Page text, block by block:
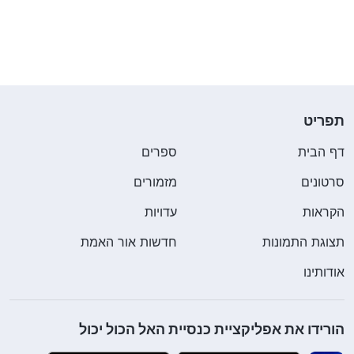
ביצועיי לא יעמדו בדרישות וכך לא אהיה עוד מוסמכת
העבודה הקשה שהשקעתי במשך כל כך הרבה שנים
תהיה לשווא! כשחשבתי על העבר והעתיד, הבנתי שאם
אני רוצה לשמור על ההסמכה שלי כמוכרת – אין הרבה
לא אני? כך המשכתי לפעול על פי הכלל העסקי והבלתי
תפריט
דף הבית
ספרים
סרטונים
מזמורים
הקראות
עדויות
תצוגת התמונות
חדשות אור האמת
אודותינו
הורידו את אפליקציית כנסיית האל הכול יכול